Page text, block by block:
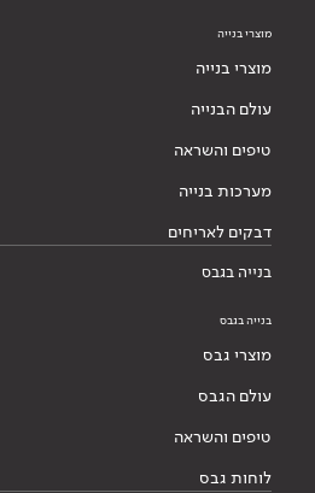
מוצרי בנייה
מוצרי בנייה
עולם הבנייה
טיפים והשראה
מערכות בנייה
דבקים לאריחים
בנייה בגבס
בנייה בגבס
מוצרי גבס
עולם הגבס
טיפים והשראה
לוחות גבס